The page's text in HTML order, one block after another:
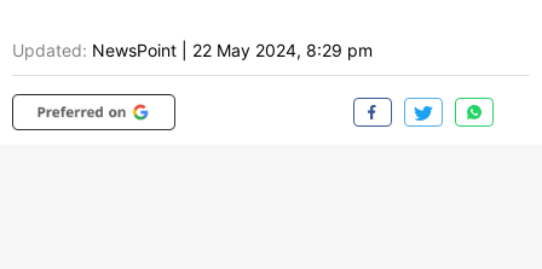
Updated: NewsPoint 22 May 2024, 8:29 pm